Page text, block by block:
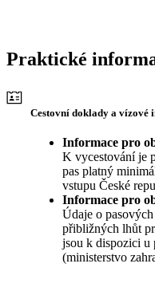
Praktické
Cestovní doklady a vízové
Informace pro
K vycestování je
pas platný
vstupu České
Informace pro
Údaje o
přibližných lhůt
jsou k dispozici u
(ministerstvo